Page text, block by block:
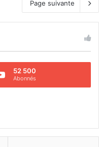
Page suivante
52 500
Abonnés